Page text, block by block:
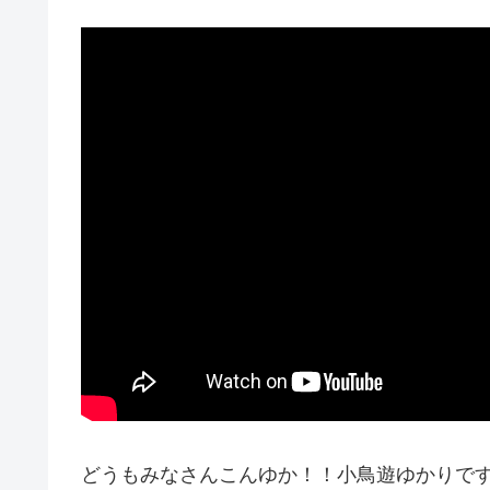
どうもみなさんこんゆか！！小鳥遊ゆかりで